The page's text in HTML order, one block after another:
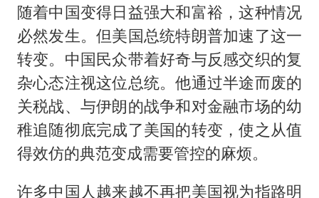
随着中国变得日益强大和富裕，这种情况
必然发生。但美国总统特朗普加速了这一
转变。中国民众带着好奇与反感交织的复
杂心态注视这位总统。他通过半途而废的
关税战、与伊朗的战争和对金融市场的幼
稚追随彻底完成了美国的转变，使之从值
得效仿的典范变成需要管控的麻烦。
许多中国人越来越不再把美国视为指路明